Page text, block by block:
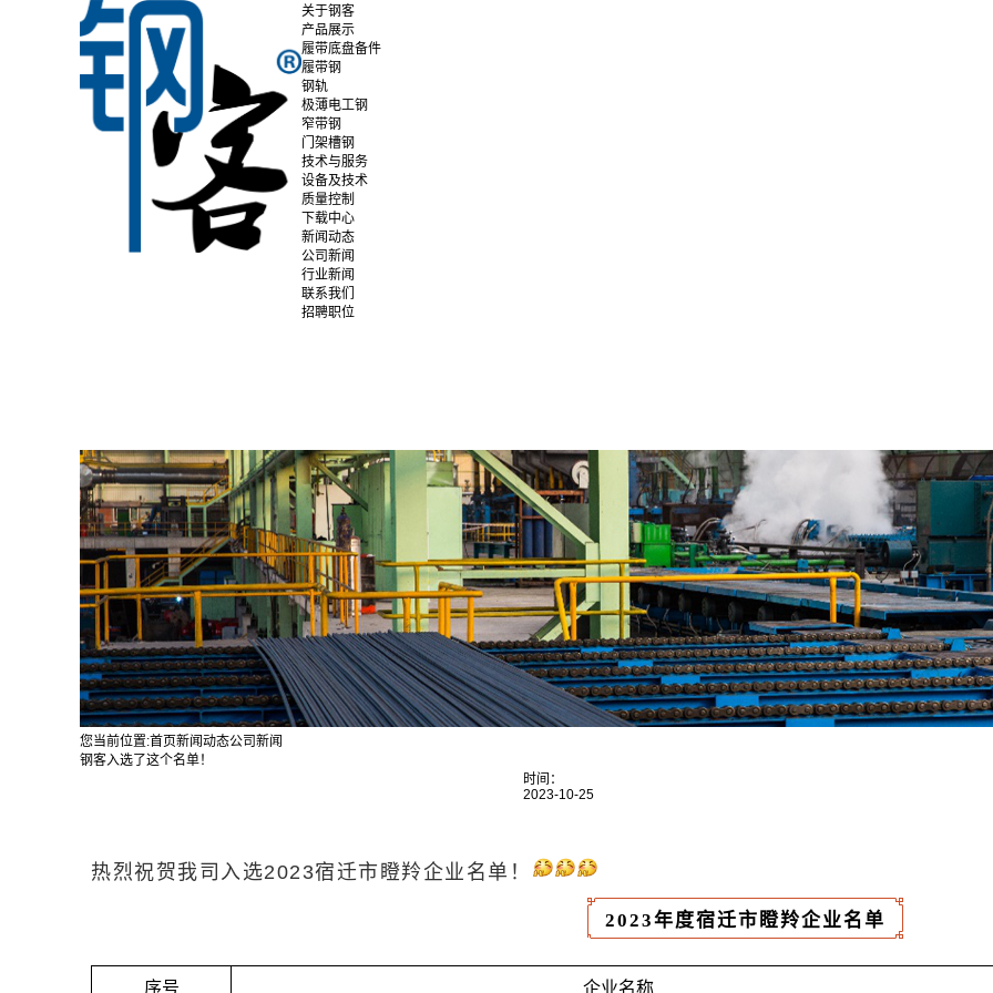
关于钢客
产品展示
履带底盘备件
履带钢
钢轨
极薄电工钢
窄带钢
门架槽钢
技术与服务
设备及技术
质量控制
下载中心
新闻动态
公司新闻
行业新闻
联系我们
招聘职位
您当前位置:首页新闻动态公司新闻
钢客入选了这个名单！
时间：
2023-10-25
热烈祝贺我司入选2023宿迁市瞪羚企业名单！
2023年度宿迁市瞪羚企业名单
序号 企业名称